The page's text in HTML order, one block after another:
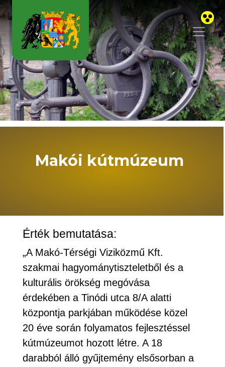
Skip to main content
Makói kútmúzeum
Érték bemutatása:
„A Makó-Térségi Viziközmű Kft.
szakmai hagyománytiszteletből és a
kulturális örökség megóvása
érdekében a Tinódi utca 8/A alatti
központja parkjában működése közel
20 éve során folyamatos fejlesztéssel
kútmúzeumot hozott létre. A 18
darabból álló gyűjtemény elsősorban a